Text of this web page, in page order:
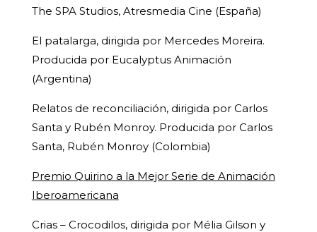
The SPA Studios, Atresmedia Cine (España)
El patalarga, dirigida por Mercedes Moreira.
Producida por Eucalyptus Animación
(Argentina)
Relatos de reconciliación, dirigida por Carlos
Santa y Rubén Monroy. Producida por Carlos
Santa, Rubén Monroy (Colombia)
Premio Quirino a la Mejor Serie de Animación
Iberoamericana
Crias – Crocodilos, dirigida por Mélia Gilson y